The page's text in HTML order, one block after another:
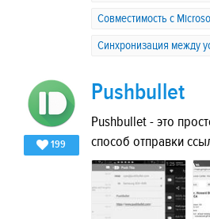
Совместимость с
Синхронизация между
199
Pushbullet
Pushbullet - это
способ отправки